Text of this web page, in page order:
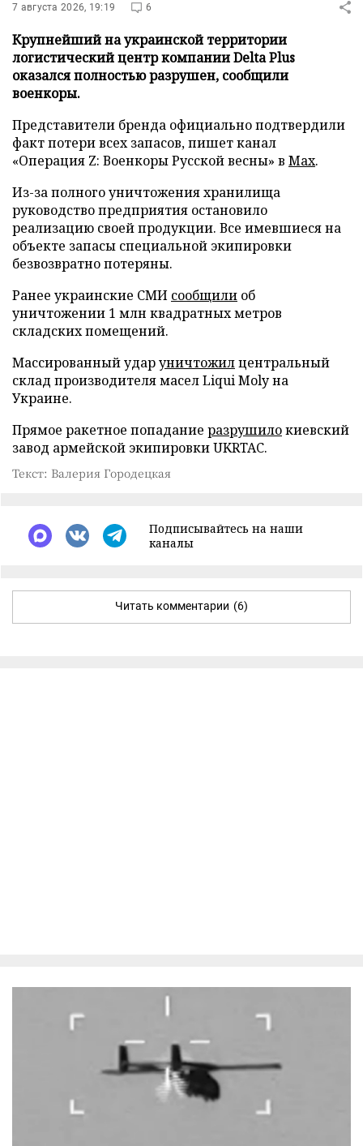
7 августа 2026, 19:19 6
Крупнейший на украинской территории
логистический центр компании Delta Plus
оказался полностью разрушен, сообщили
военкоры.
Представители бренда официально подтвердили
факт потери всех запасов, пишет канал
«Операция Z: Военкоры Русской весны» в Max.
Из-за полного уничтожения хранилища
руководство предприятия остановило
реализацию своей продукции. Все имевшиеся на
объекте запасы специальной экипировки
безвозвратно потеряны.
Ранее украинские СМИ сообщили об
уничтожении 1 млн квадратных метров
складских помещений.
Массированный ударуничтожилцентральный
склад производителя масел Liqui Moly на
Украине.
Прямое ракетное попадание разрушилокиевский
завод армейской экипировки UKRTAC.
Текст: Валерия Городецкая
Подписывайтесь на наши
каналы
Читать комментарии (6)